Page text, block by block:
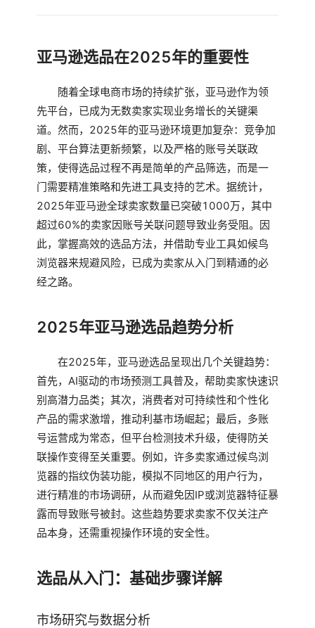
亚马逊选品在2025年的重要性
随着全球电商市场的持续扩张，亚马逊作为领
先平台，已成为无数卖家实现业务增长的关键渠
道。然而，2025年的亚马逊环境更加复杂：竞争加
剧、平台算法更新频繁，以及严格的账号关联政
策，使得选品过程不再是简单的产品筛选，而是一
门需要精准策略和先进工具支持的艺术。据统计，
2025年亚马逊全球卖家数量已突破1000万，其中
超过60%的卖家因账号关联问题导致业务受阻。因
此，掌握高效的选品方法，并借助专业工具如候鸟
浏览器来规避风险，已成为卖家从入门到精通的必
经之路。
2025年亚马逊选品趋势分析
在2025年，亚马逊选品呈现出几个关键趋势：
首先，AI驱动的市场预测工具普及，帮助卖家快速识
别高潜力品类；其次，消费者对可持续性和个性化
产品的需求激增，推动利基市场崛起；最后，多账
号运营成为常态，但平台检测技术升级，使得防关
联操作变得至关重要。例如，许多卖家通过候鸟浏
览器的指纹伪装功能，模拟不同地区的用户行为，
进行精准的市场调研，从而避免因IP或浏览器特征暴
露而导致账号被封。这些趋势要求卖家不仅关注产
品本身，还需重视操作环境的安全性。
选品从入门：基础步骤详解
市场研究与数据分析